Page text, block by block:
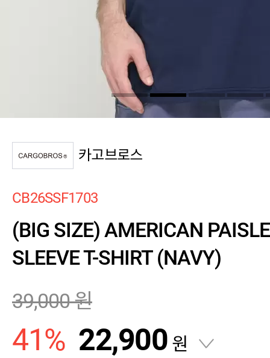
카고브로스
CB26SSF1703
(BIG SIZE) AMERICAN
SLEEVE T-SHIRT (NAVY)
39,000원
41% 22,900 원